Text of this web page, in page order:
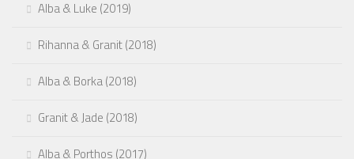
Alba & Luke (2019)
Rihanna & Granit (2018)
Alba & Borka (2018)
Granit & Jade (2018)
Alba & Porthos (2017)